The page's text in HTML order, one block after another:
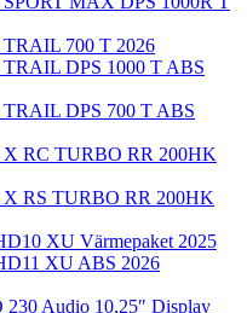
700 T 2026
DPS 1000 T ABS
DPS 700 T ABS
RC TURBO RR 200HK
RS TURBO RR 200HK
XU Värmepaket 2025
XU ABS 2026
Audio 10,25″ Display